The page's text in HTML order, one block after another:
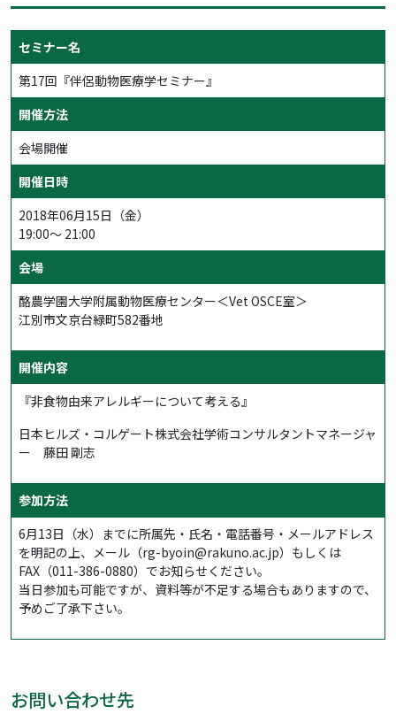
セミナー名
第17回『伴侶動物医療学セミナー』
開催方法
会場開催
開催日時
2018年06月15日（金）
19:00～ 21:00
会場
酪農学園大学附属動物医療センター＜Vet OSCE室＞
江別市文京台緑町582番地
開催内容
『非食物由来アレルギーについて考える』
日本ヒルズ・コルゲート株式会社学術コンサルタントマネージャ
ー 藤田 剛志
参加方法
6月13日（水）までに所属先・氏名・電話番号・メールアドレス
を明記の上、メール（rg-byoin@rakuno.ac.jp）もしくは
FAX（011-386-0880）でお知らせください。
当日参加も可能ですが、資料等が不足する場合もありますので、
予めご了承下さい。
お問い合わせ先